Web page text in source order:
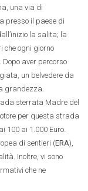
una via di
presso il paese di
la salita; la
che ogni giorno
aver percorso
un belvedere da
grandezza.
sterrata Madre del
per questa strada
100 ai 1.000 Euro.
di sentieri (ERA),
Inoltre, vi sono
che ne